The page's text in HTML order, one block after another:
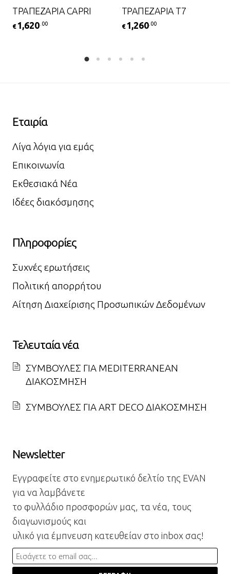
ΤΡΑΠΕΖΑΡΙΑ CAPRI
€ 1,620 .00
ΤΡΑΠΕΖΑΡΙΑ Τ7
€ 1,260 .00
Εταιρία
Λίγα λόγια για εμάς
Επικοινωνία
Εκθεσιακά Νέα
Ιδέες διακόσμησης
Πληροφορίες
Συχνές ερωτήσεις
Πολιτική απορρήτου
Αίτηση Διαχείρισης Προσωπικών Δεδομένων
Τελευταία νέα
ΣΥΜΒΟΥΛΕΣ ΓΙΑ MEDITERRANEAN
ΔΙΑΚΟΣΜΗΣΗ
ΣΥΜΒΟΥΛΕΣ ΓΙΑ ART DECO ΔΙΑΚΟΣΜΗΣΗ
Newsletter
Εγγραφείτε στο ενημερωτικό δελτίο της EVAN
για να λαμβάνετε
το φυλλάδιο προσφορών μας, τα νέα, τους
διαγωνισμούς και
υλικό για έμπνευση κατευθείαν στο inbox σας!